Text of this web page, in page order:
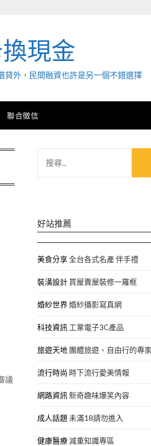
現金
貸外，民間融資也許是另一個不錯選擇
聯合徵信
議
關
好站推薦
美食分享全台各式名產 伴手禮
裝潢設計 買屋賣屋裝修一羅框
婚紗世界婚紗攝影寫真網
科技資訊 工業電子3C產品
旅遊天地 團體旅遊、自由行的專家‎
流行時尚 時下流行愛美情報
網路資訊 新奇趣味爆笑內容
成人話題 未滿18請勿進入
健康醫療減重知識專區